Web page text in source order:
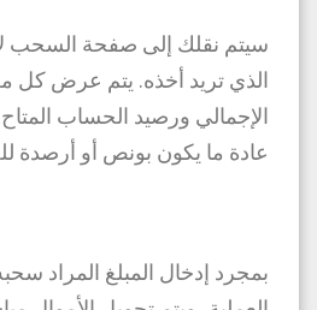
سيتم نقلك إلى صفحة السحب
الذي تريد أخذه. يتم عرض كل
الإجمالي ورصيد الحساب
عادة ما يكون بونص أو أرصدة
بمجرد إدخال المبلغ المراد سحبه